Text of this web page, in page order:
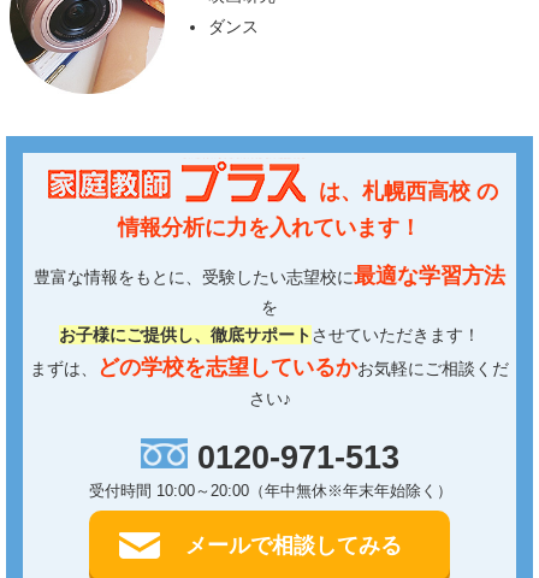
ダンス
は、 札幌西高校の
情報分析に力を入れています！
豊富な情報をもとに、受験したい志望校に最適な学習方法
を
お子様にご提供し、徹底サポートさせていただきます！
まずは、
どの学校を志望しているかお気軽にご相談くだ
さい♪
0120-971-513
受付時間 10:00～20:00（年中無休※年末年始除く）
メールで相談してみる